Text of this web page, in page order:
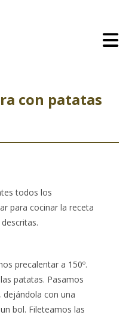
con patatas
todos los
para cocinar la receta
precalentar a 150º.
patatas. Pasamos
dejándola con una
bol. Fileteamos las